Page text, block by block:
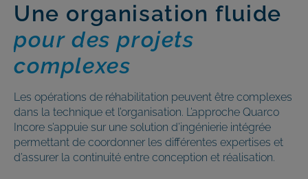
Une organisation fluide
pour des projets
complexes
Les opérations de réhabilitation peuvent être complexes
dans la technique et l’organisation. L’approche Quarco
Incore s’appuie sur une solution d’ingénierie intégrée
permettant de coordonner les différentes expertises et
d’assurer la continuité entre conception et réalisation.